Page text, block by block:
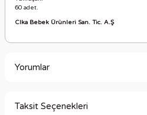
60 adet.
Clka Bebek Ürünleri San. Tic. A.Ş
Yorumlar
Taksit Seçenekleri